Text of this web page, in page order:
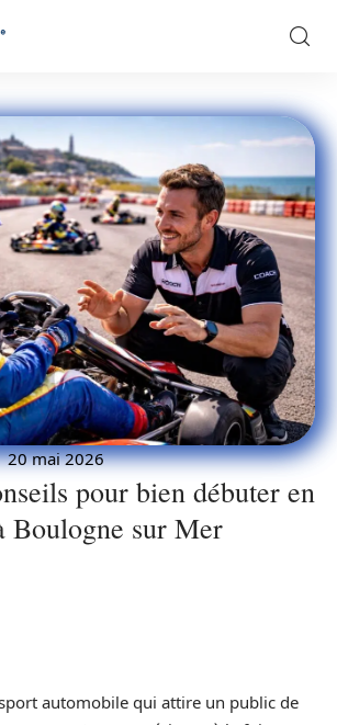
20 mai 2026
pour bien débuter en
Boulogne sur Mer
automobile qui attire un public de